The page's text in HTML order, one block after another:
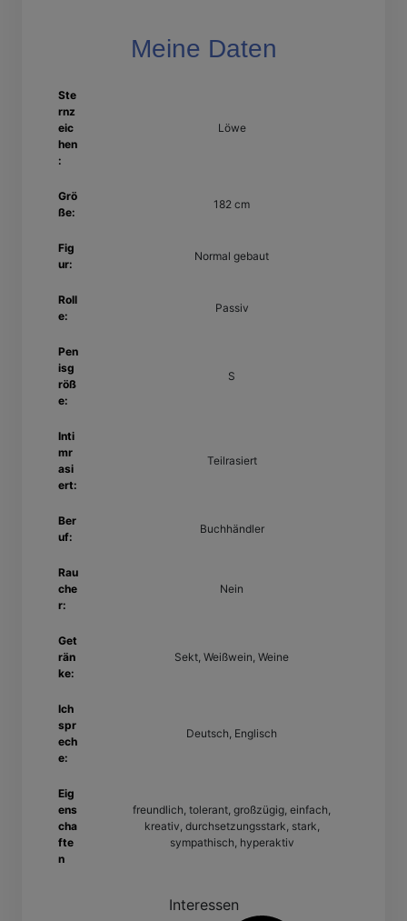
Meine Daten
Ste
rnz
eic
hen
:
Löwe
Grö
ße:
182 cm
Fig
ur:
Normal gebaut
Roll
e:
Passiv
Pen
isg
röß
e:
S
Inti
mr
asi
ert:
Teilrasiert
Ber
uf:
Buchhändler
Rau
che
r:
Nein
Get
rän
ke:
Sekt, Weißwein, Weine
Ich
spr
ech
e:
Deutsch, Englisch
Eig
ens
cha
fte
n
freundlich, tolerant, großzügig, einfach,
kreativ, durchsetzungsstark, stark,
sympathisch, hyperaktiv
Interessen